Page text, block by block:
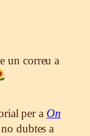
un correu a
per a On
no dubtes a